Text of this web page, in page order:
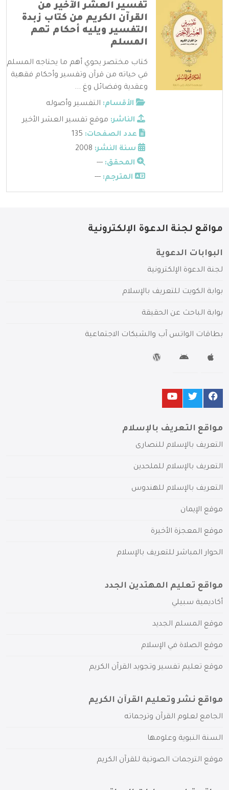
تفسير العشر الآخير من
القرآن الكريم من كتاب زبدة
التفسير ويليه أحكام تهم
المسلم
كتاب مختصر يحوي أهم ما يحتاجه المسلم
في حياته من قرآن وتفسير وأحكام فقهية
وعقدية وفضائل وغ ...
الأقسام: التفسير وأصوله
الناشر: موقع تفسير العشر الأخير
عدد الصفحات:
سنة النشر:
المحقق: ---
المترجم: ---
مواقع لجنة الدعوة الإلكترونية
البوابات الدعوية
لجنة الدعوة الإلكترونية
بوابة الكويت للتعريف بالإسلام
بوابة الباحث عن الحقيقة
بطاقات الواتس آب والشبكات الاجتماعية
مواقع التعريف بالإسلام
التعريف بالإسلام للنصارى
التعريف بالإسلام للملحدين
التعريف بالإسلام للهندوس
موقع الإيمان
موقع المعجزة الأخيرة
الحوار المباشر للتعريف بالإسلام
مواقع تعليم المهتدين الجدد
أكاديمية سبيلي
موقع المسلم الجديد
موقع الصلاة في الإسلام
موقع تعليم تفسير وتجويد القرآن الكريم
مواقع نشر وتعليم القرآن الكريم
الجامع لعلوم القرآن وترجماته
السنة النبوية وعلومها
موقع الترجمات الصوتية للقرآن الكريم